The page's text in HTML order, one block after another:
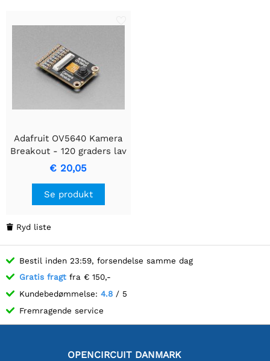
Adafruit OV5640 Kamera
Breakout - 120 graders lav
forvrængning
€ 20,05
Se produkt
 Ryd liste
Bestil inden 23:59, forsendelse samme dag
Gratis fragt fra € 150,-
Kundebedømmelse: 4.8 / 5
Fremragende service
OPENCIRCUIT DANMARK